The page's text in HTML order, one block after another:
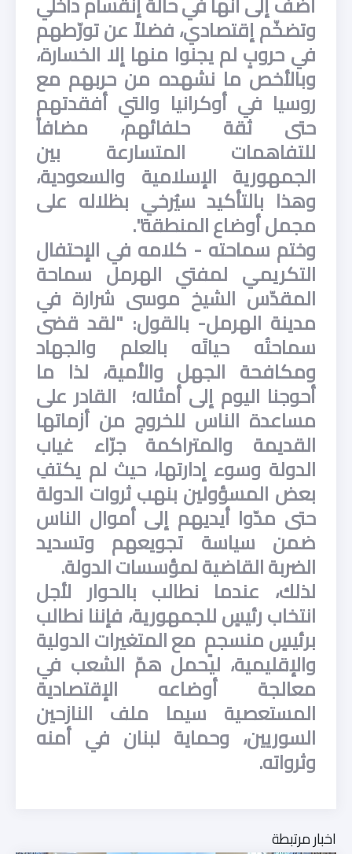
وتضخّم إقتصادي، فضلاً عن تورّطهم
في حروبٍ لم يجنوا منها إلا الخسارة،
وبالأخص ما نشهده من حربهم مع
روسيا في أوكرانيا والتي أفقدتهم
حتى ثقة حلفائهم، مضافاً
للتفاهمات المتسارعة بين
الجمهورية الإسلامية والسعودية،
وهذا بالتأكيد سيُرخي بظلاله على
مجمل أوضاع المنطقة".
وختم سماحته - كلامه في الإحتفال
التكريمي لمفتي الهرمل سماحة
المقدّس الشيخ موسى شرارة في
مدينة الهرمل- بالقول: "لقد قضى
سماحتُه حياتَه بالعلم والجهاد
ومكافحة الجهل والأمية، لذا ما
أحوجنا اليوم إلى أمثاله؛ القادر على
مساعدة الناس للخروج من أزماتها
القديمة والمتراكمة جرّاء غياب
الدولة وسوء إدارتها، حيث لم يكتفِ
بعض المسؤولين بنهب ثروات الدولة
حتى مدّوا أيديهم إلى أموال الناس
ضمن سياسة تجويعهم وتسديد
الضربة القاضية لمؤسسات الدولة.
لذلك، عندما نطالب بالحوار لأجل
انتخاب رئيسٍ للجمهورية، فإننا نطالب
برئيسٍ منسجمٍ مع المتغيرات الدولية
والإقليمية، ليحمل همّ الشعب في
معالجة أوضاعه الإقتصادية
المستعصية سيما ملف النازحين
السوريين، وحماية لبنان في أمنه
وثرواته.
اخبار مرتبطة